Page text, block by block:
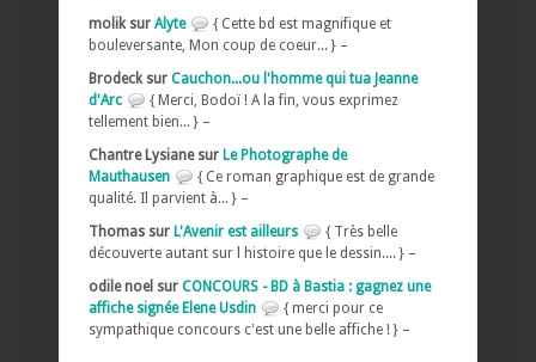
molik sur Alyte
{ Cette bd est magnifique et
bouleversante, Mon coup de coeur... } –
Brodeck sur Cauchon...ou l'homme qui tua Jeanne
d'Arc
{ Merci, Bodoï ! A la fin, vous exprimez
tellement bien... } –
Chantre Lysiane sur Le Photographe de
Mauthausen
{ Ce roman graphique est de grande
qualité. Il parvient à... } –
Thomas sur L'Avenir est ailleurs
{ Très belle
découverte autant sur l histoire que le dessin.... } –
odile noel sur CONCOURS - BD à Bastia : gagnez une
affiche signée Elene Usdin
{ merci pour ce
sympathique concours c'est une belle affiche ! } –